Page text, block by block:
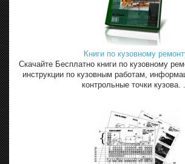
Книги по кузовному
Скачайте Бесплатно книги по кузовному
инструкции по кузовным работам,
контрольные точки кузова. ...